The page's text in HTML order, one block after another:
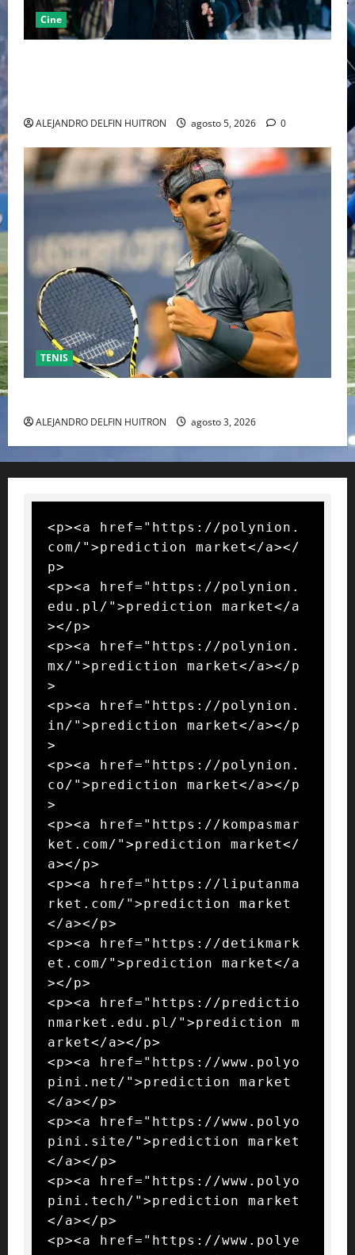
Cine
ALEJANDRO DELFIN HUITRON agosto 5, 2026 0
TENIS
ALEJANDRO DELFIN HUITRON agosto 3, 2026
<p><a href="https://polynion.
com/">prediction market</a></
p>
<p><a href="https://polynion.
edu.pl/">prediction market</a
></p>
<p><a href="https://polynion.
mx/">prediction market</a></p
>
<p><a href="https://polynion.
in/">prediction market</a></p
>
<p><a href="https://polynion.
co/">prediction market</a></p
>
<p><a href="https://kompasmar
ket.com/">prediction market</
a></p>
<p><a href="https://liputanma
rket.com/">prediction market
</a></p>
<p><a href="https://detikmark
et.com/">prediction market</a
></p>
<p><a href="https://predictio
nmarket.edu.pl/">prediction m
arket</a></p>
<p><a href="https://www.polyo
pini.net/">prediction market
</a></p>
<p><a href="https://www.polyo
pini.site/">prediction market
</a></p>
<p><a href="https://www.polyo
pini.tech/">prediction market
</a></p>
<p><a href="https://www.polye